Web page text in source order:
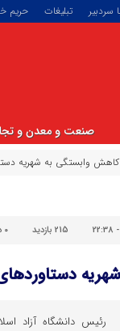
سردبیر تبلیغات حریم
صنعت و معدن و
کاهش وابستگی به شهریه
215 بازدید ۰
رئیس دانشگاه آزاد